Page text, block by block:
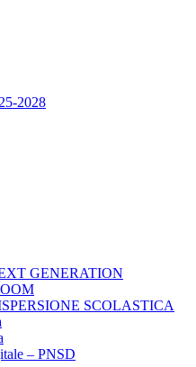
2028
GENERATION
SCOLASTICA
– PNSD